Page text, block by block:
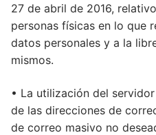
27 de abril de 2016,
personas físicas en lo que
datos personales y a la
mismos.
• La utilización del
de las direcciones de
de correo masivo no